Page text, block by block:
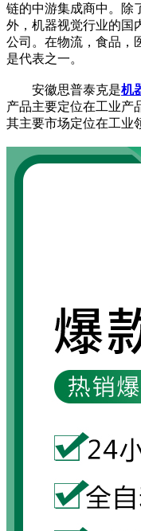
链的中游集成商中。除
外，机器视觉行业的国
公司。在物流，食品，
是代表之一。
安徽思普泰克是机
产品主要定位在工业产
其主要市场定位在工业